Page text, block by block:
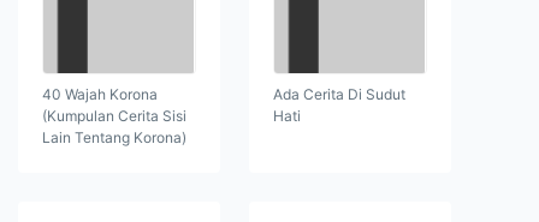
40 Wajah Korona
(Kumpulan Cerita Sisi
Lain Tentang Korona)
Ada Cerita Di Sudut
Hati